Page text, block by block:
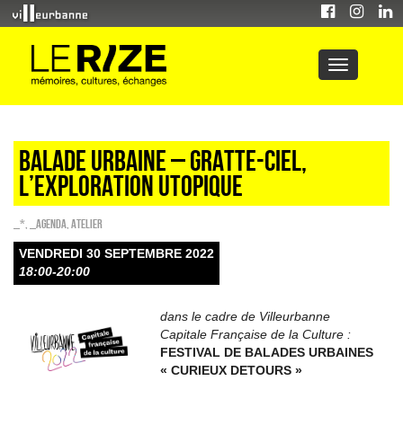
Balade urbaine – Gratte-Ciel,
l’exploration utopique
_* _Agenda Atelier
VENDREDI 30 SEPTEMBRE 2022
18:00-20:00
dans le cadre de Villeurbanne
Capitale Française de la Culture :
FESTIVAL DE BALADES URBAINES
« CURIEUX DETOURS »